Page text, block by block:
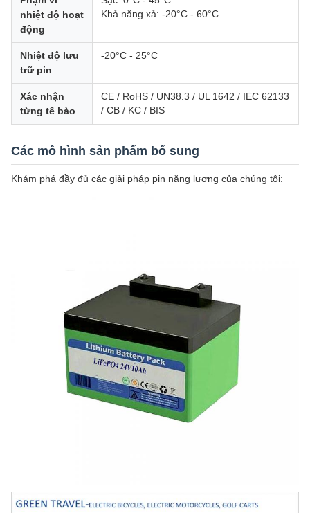
nhiệt độ hoạt
động
Khả năng xả: -20°C - 60°C
Nhiệt độ lưu
trữ pin
-20°C - 25°C
Xác nhận
từng tế bào
CE / RoHS / UN38.3 / UL 1642 / IEC 62133
/ CB / KC / BIS
Các mô hình sản phẩm bổ sung
Khám phá đầy đủ các giải pháp pin năng lượng của chúng tôi: